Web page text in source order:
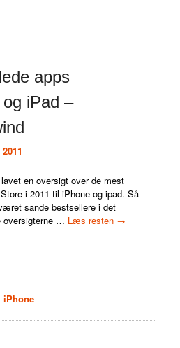
apps
iPad –
en oversigt over de mest
i 2011 til iPhone og ipad. Så
sande bestsellere i det
oversigterne … Læs resten →
iPhone